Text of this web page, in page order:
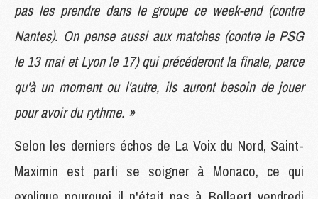
pas les prendre dans le groupe ce week-end (contre
Nantes). On pense aussi aux matches (contre le PSG
le 13 mai et Lyon le 17) qui précéderont la finale, parce
qu'à un moment ou l'autre, ils auront besoin de jouer
pour avoir du rythme. »
Selon les derniers échos de La Voix du Nord, Saint-
Maximin est parti se soigner à Monaco, ce qui